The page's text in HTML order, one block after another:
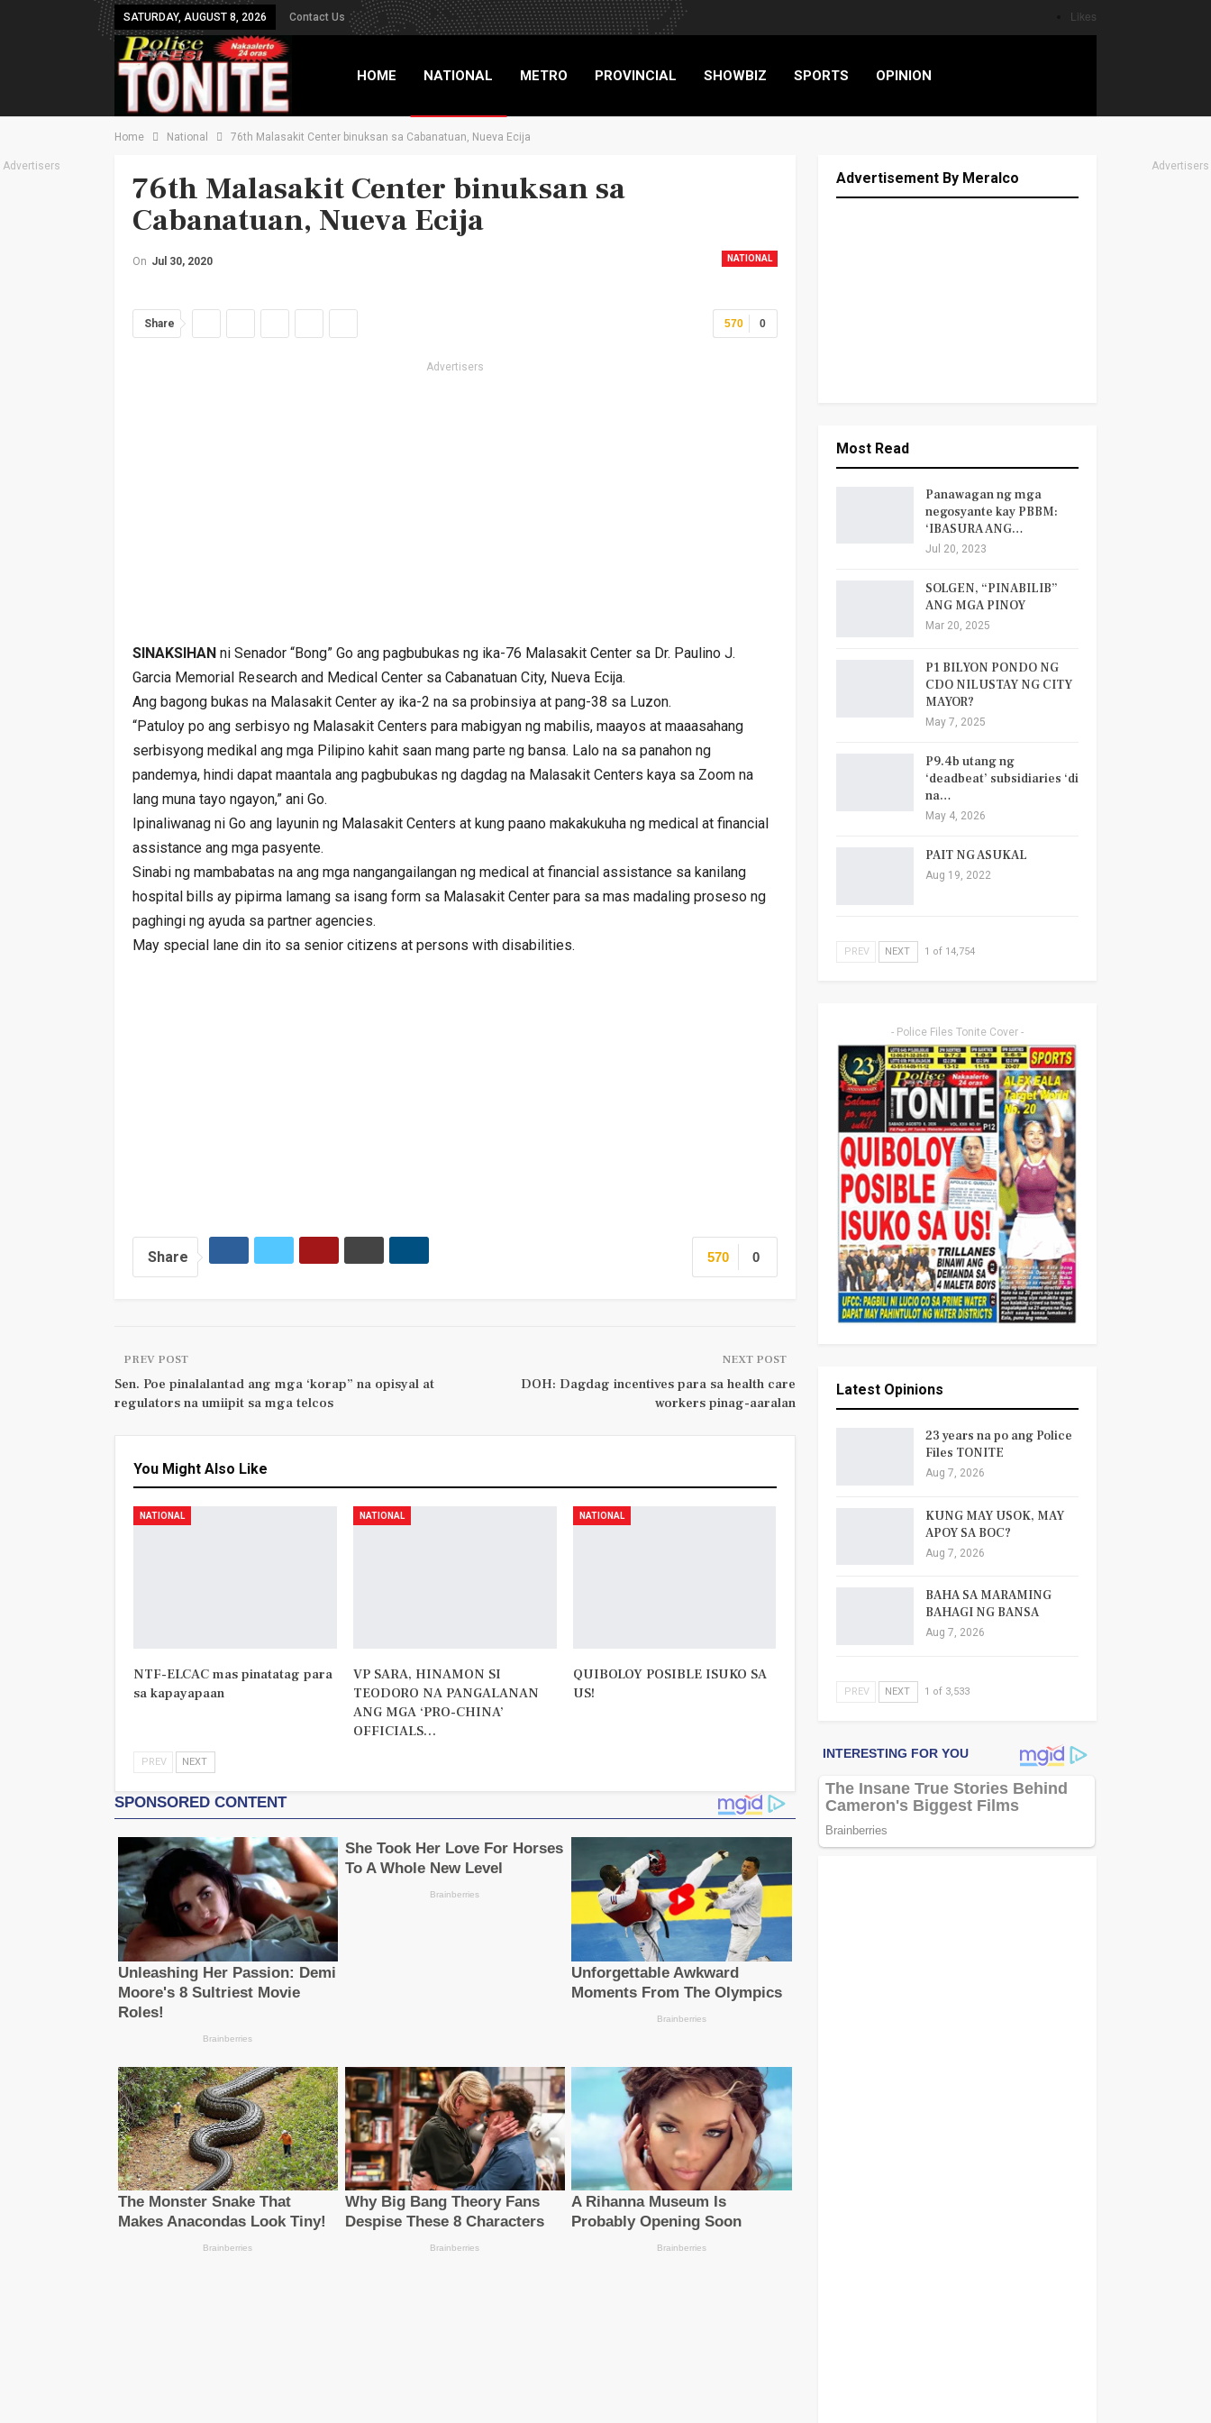
Likes
SATURDAY, AUGUST 8, 2026 Contact Us
HOME NATIONAL METRO PROVINCIAL SHOWBIZ SPORTS OPINION
Home National 76th Malasakit Center binuksan sa Cabanatuan, Nueva Ecija
Advertisers Advertisers
76th Malasakit Center binuksan sa
Cabanatuan, Nueva Ecija
NATIONAL
On Jul 30, 2020
0
570
Share
Advertisers
SINAKSIHAN ni Senador “Bong” Go ang pagbubukas ng ika-76 Malasakit Center sa Dr. Paulino J.
Garcia Memorial Research and Medical Center sa Cabanatuan City, Nueva Ecija.
Ang bagong bukas na Malasakit Center ay ika-2 na sa probinsiya at pang-38 sa Luzon.
“Patuloy po ang serbisyo ng Malasakit Centers para mabigyan ng mabilis, maayos at maaasahang
serbisyong medikal ang mga Pilipino kahit saan mang parte ng bansa. Lalo na sa panahon ng
pandemya, hindi dapat maantala ang pagbubukas ng dagdag na Malasakit Centers kaya sa Zoom na
lang muna tayo ngayon,” ani Go.
Ipinaliwanag ni Go ang layunin ng Malasakit Centers at kung paano makakukuha ng medical at financial
assistance ang mga pasyente.
Sinabi ng mambabatas na ang mga nangangailangan ng medical at financial assistance sa kanilang
hospital bills ay pipirma lamang sa isang form sa Malasakit Center para sa mas madaling proseso ng
paghingi ng ayuda sa partner agencies.
May special lane din ito sa senior citizens at persons with disabilities.
0
570
Share
PREV POST
Sen. Poe pinalalantad ang mga ‘korap” na opisyal at
regulators na umiipit sa mga telcos
NEXT POST
DOH: Dagdag incentives para sa health care
workers pinag-aaralan
You Might Also Like
NATIONAL
NTF-ELCAC mas pinatatag para
sa kapayapaan
NATIONAL
VP SARA, HINAMON SI
TEODORO NA PANGALANAN
ANG MGA ‘PRO-CHINA’
OFFICIALS…
NATIONAL
QUIBOLOY POSIBLE ISUKO SA
US!
PREV NEXT
Advertisement By Meralco
Most Read
Panawagan ng mga
negosyante kay PBBM:
‘IBASURA ANG…
Jul 20, 2023
SOLGEN, “PINABILIB”
ANG MGA PINOY
Mar 20, 2025
P1 BILYON PONDO NG
CDO NILUSTAY NG CITY
MAYOR?
May 7, 2025
P9.4b utang ng
‘deadbeat’ subsidiaries ‘di
na…
May 4, 2026
PAIT NG ASUKAL
Aug 19, 2022
PREV NEXT 1 of 14,754
- Police Files Tonite Cover -
Latest Opinions
23 years na po ang Police
Files TONITE
Aug 7, 2026
KUNG MAY USOK, MAY
APOY SA BOC?
Aug 7, 2026
BAHA SA MARAMING
BAHAGI NG BANSA
Aug 7, 2026
PREV NEXT 1 of 3,533